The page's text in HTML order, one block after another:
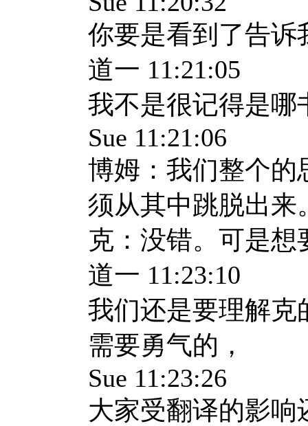
你要是看到了告诉
道一 11:21:05
我不是很记得是哪
Sue 11:21:06
博姆：我们整个的
须从其中跳脱出来
克：没错。可是
道一 11:23:10
我们还是要理解克
需要勇气的，
Sue 11:23:26
大家受翻译的影响